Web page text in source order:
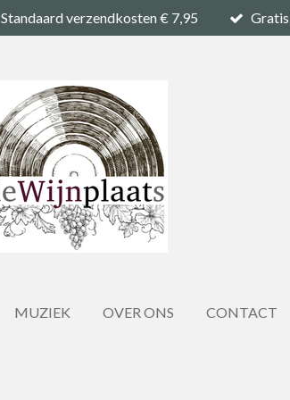
Standaard verzendkosten € 7,95
MUZIEK OVER ONS CONTACT